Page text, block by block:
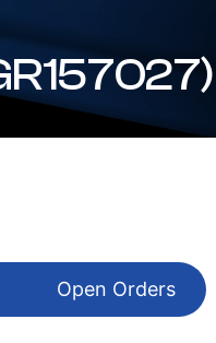
(BSBGR157027)
Open Orders